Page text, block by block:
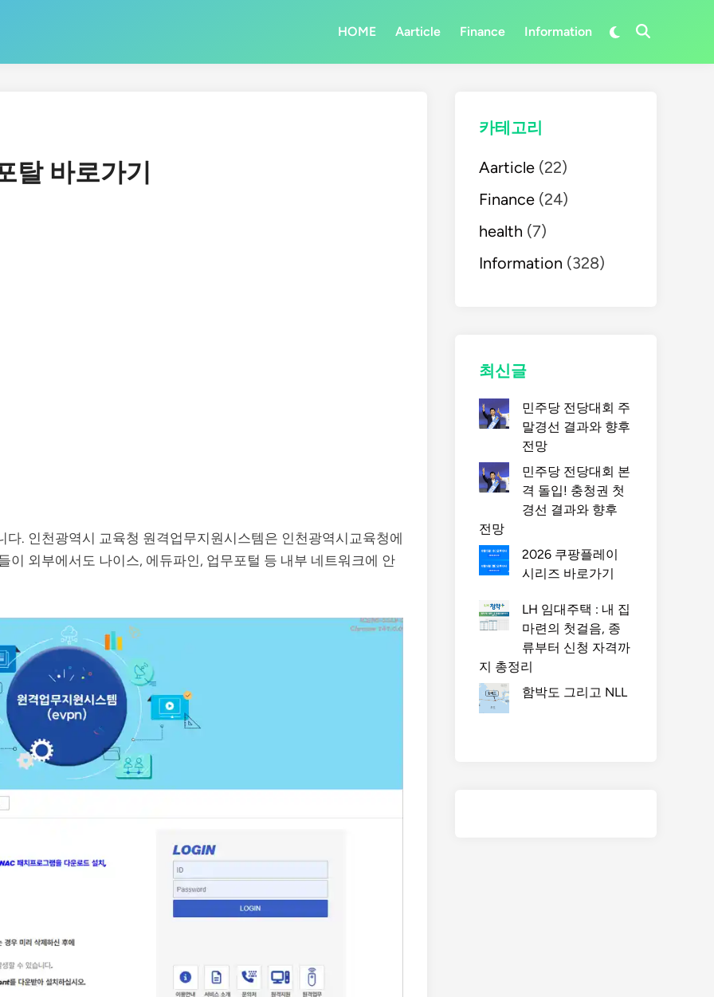
HOME Aarticle Finance Information
Switch
Open
탈 바로가기
. 인천광역시 교육청 원격업무지원시스템은 인천광역시교육청에
이 외부에서도 나이스, 에듀파인, 업무포털 등 내부 네트워크에 안
카테고리
Aarticle (22)
Finance (24)
health (7)
Information (328)
최신글
민주당 전당대회 주
말경선 결과와 향후
전망
민주당 전당대회 본
격 돌입! 충청권 첫
경선 결과와 향후
전망
2026 쿠팡플레이
시리즈 바로가기
LH 임대주택 : 내 집
마련의 첫걸음, 종
류부터 신청 자격까
지 총정리
함박도 그리고 NLL